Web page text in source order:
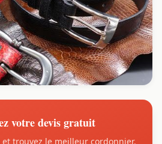
votre devis gratuit
et trouvez le meilleur cordonnier.